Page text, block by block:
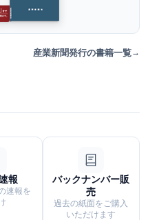
産業新聞発行の書籍一覧
報
速報を
バックナンバー販
売
過去の紙面をご購入
いただけます